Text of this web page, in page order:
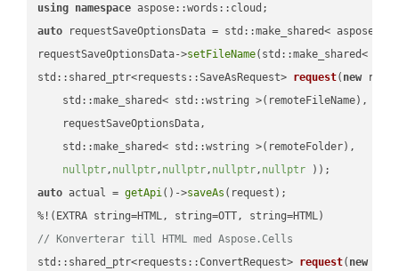
using namespace
auto requestSaveOptionsData = std::make_shared<
requestSaveOptionsData->setFileName(std::make_shared<
std::shared_ptr<requests::SaveAsRequest> request( new
    std::make_shared< std::wstring >(remoteFileName),
    requestSaveOptionsData,
    std::make_shared< std::wstring >(remoteFolder),
nullptr, nullptr, nullptr, nullptr, nullptr ))
auto actual = getApi()->saveAs (request);
// Konverterar till HTML med Aspose.Cells
std::shared_ptr<requests::ConvertRequest> request( new